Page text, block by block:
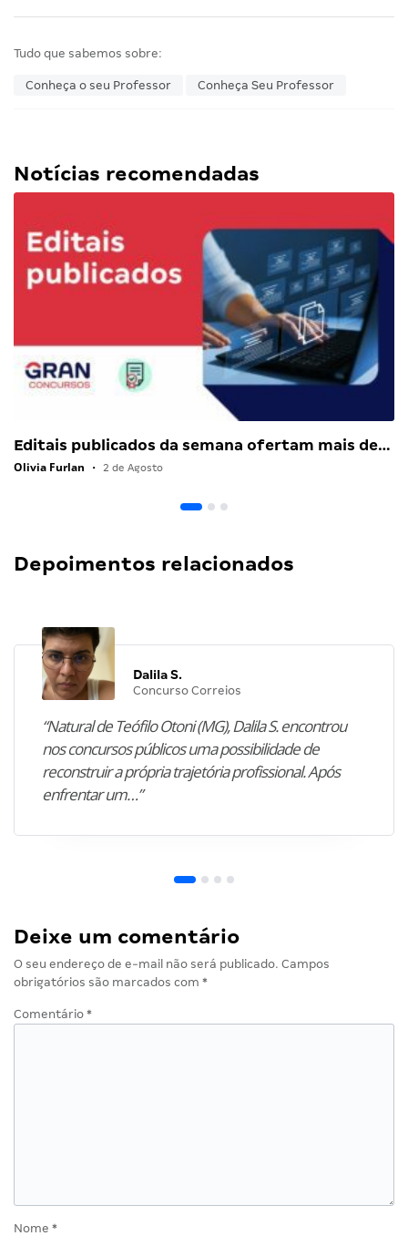
Tudo que sabemos sobre:
Conheça o seu Professor Conheça Seu Professor
Notícias recomendadas
Editais publicados da semana ofertam mais de…
Olivia Furlan • 2 de Agosto
Depoimentos relacionados
Dalila S.
Concurso Correios
“Natural de Teófilo Otoni (MG), Dalila S. encontrou
nos concursos públicos uma possibilidade de
reconstruir a própria trajetória profissional. Após
enfrentar um…”
Deixe um comentário
O seu endereço de e-mail não será publicado. Campos
obrigatórios são marcados com *
Comentário *
Nome *